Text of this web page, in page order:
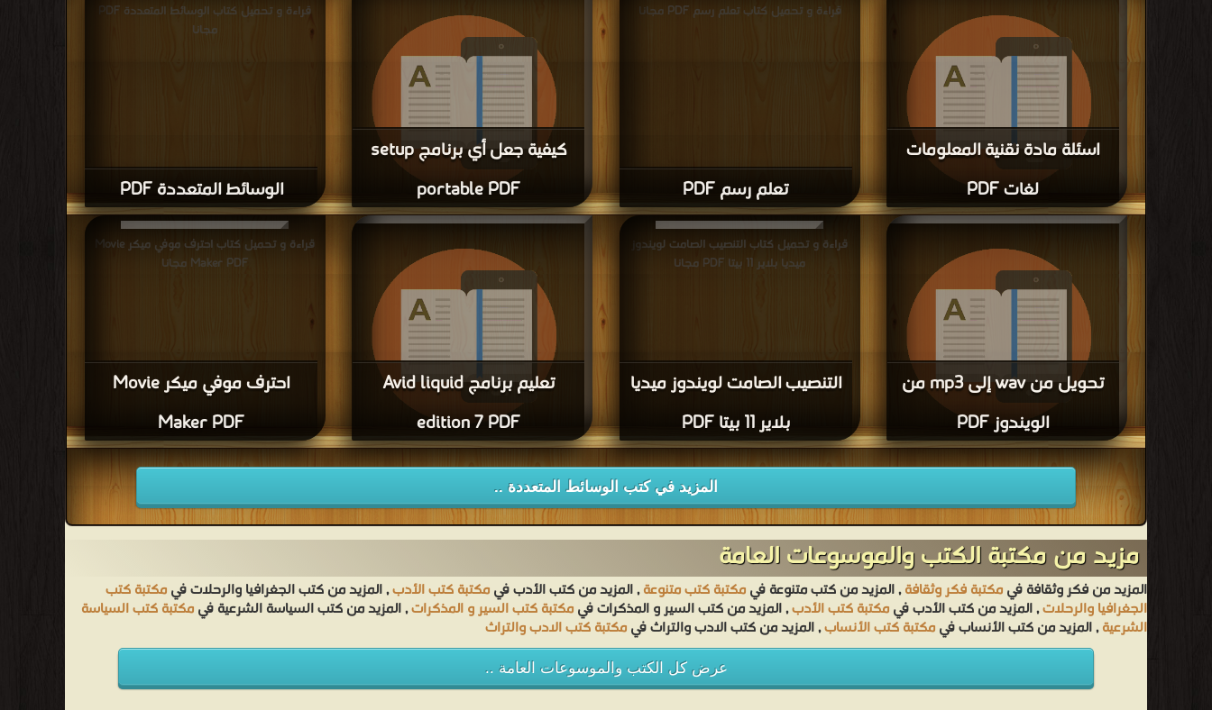
الوسائط المتعددة PDF
قراءة و تحميل كتاب الوسائط المتعددة PDF
مجانا
كيفية جعل أي برنامج setup
portable PDF
قراءة و تحميل كتاب كيفية جعل أي برنامج setup
portable PDF مجانا
تعلم رسم PDF
قراءة و تحميل كتاب تعلم رسم PDF مجانا
اسئلة مادة نقنية المعلومات
لغات PDF
قراءة و تحميل كتاب اسئلة مادة نقنية المعلومات
احترف موفي ميكر Movie
Maker PDF
قراءة و تحميل كتاب احترف موفي ميكر Movie
Maker PDF مجانا
تعليم برنامج Avid liquid
edition 7 PDF
قراءة و تحميل كتاب تعليم برنامج Avid liquid
التنصيب الصامت لويندوز ميديا
بلاير 11 بيتا PDF
قراءة و تحميل كتاب التنصيب الصامت لويندوز
ميديا بلاير 11 بيتا PDF مجانا
تحويل من wav إلى mp3 من
الويندوز PDF
قراءة و تحميل كتاب تحويل من wav إلى mp3 من
المزيد في كتب الوسائط المتعددة ..
مزيد من مكتبة الكتب والموسوعات العامة
المزيد من فكر وثقافة فيمكتبة فكر وثقافة, المزيد من كتب متنوعة فيمكتبة كتب متنوعة, المزيد من كتب الأدب فيمكتبة كتب الأدب, المزيد من كتب الجغرافيا والرحلات فيمكتبة كتب
الجغرافيا والرحلات, المزيد من كتب الأدب فيمكتبة كتب الأدب, المزيد من كتب السير و المذكرات فيمكتبة كتب السير و المذكرات, المزيد من كتب السياسة الشرعية فيمكتبة كتب السياسة
الشرعية, المزيد من كتب الأنساب فيمكتبة كتب الأنساب, المزيد من كتب الادب والتراث فيمكتبة كتب الادب والتراث
عرض كل الكتب والموسوعات العامة ..